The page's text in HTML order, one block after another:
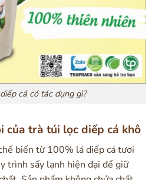
cá có tác dụng gì?
của trà túi lọc diếp cá khô
biến từ 100% lá diếp cá tươi
trình sấy lạnh hiện đại để giữ